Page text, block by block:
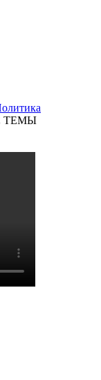
ТЕМЫ